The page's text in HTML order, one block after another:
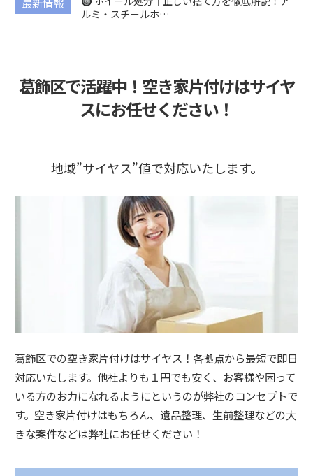
ルミ・スチールホ…
2026/08/03
コーヒーメーカー処分｜正しい捨て方を徹底
解説！無料で処分…
2026/08/07
無料で処分する方…
葛飾区で活躍中！空き家片付けはサイヤ
スにお任せください！
地域”サイヤス”値で対応いたします。
葛飾区での空き家片付けはサイヤス！各拠点から最短で即日
対応いたします。他社よりも１円でも安く、お客様や困って
いる方のお力になれるようにというのが弊社のコンセプトで
す。空き家片付けはもちろん、遺品整理、生前整理などの大
きな案件などは弊社にお任せください！